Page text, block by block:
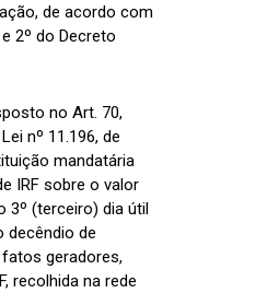
de acordo com
2º do Decreto
no Art. 70,
nº 11.196, de
mandatária
IRF sobre o valor
3º (terceiro) dia útil
decêndio de
geradores,
recolhida na rede